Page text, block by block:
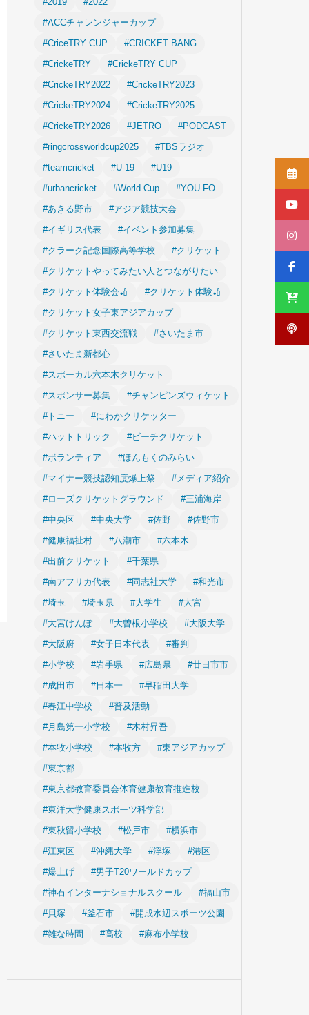
#ACCチャレンジャーカップ
#CriceTRY CUP
#CRICKET BANG
#CrickeTRY
#CrickeTRY CUP
#CrickeTRY2022
#CrickeTRY2023
#CrickeTRY2024
#CrickeTRY2025
#CrickeTRY2026
#JETRO
#PODCAST
#ringcrossworldcup2025
#TBSラジオ
#teamcricket
#U-19
#U19
#urbancricket
#World Cup
#YOU.FO
#あきる野市
#アジア競技大会
#イギリス代表
#イベント参加募集
#クラーク記念国際高等学校
#クリケット
#クリケットやってみたい人とつながりたい
#クリケット体験会🏏
#クリケット体験🏏
#クリケット女子東アジアカップ
#クリケット東西交流戦
#さいたま市
#さいたま新都心
#スポーカル六本木クリケット
#スポンサー募集
#チャンピンズウィケット
#トニー
#にわかクリケッター
#ハットトリック
#ビーチクリケット
#ボランティア
#ほんもくのみらい
#マイナー競技認知度爆上祭
#メディア紹介
#ローズクリケットグラウンド
#三浦海岸
#中央区
#中央大学 #佐野
#佐野市
#健康福祉村
#八潮市
#六本木
#出前クリケット
#千葉県
#南アフリカ代表
#同志社大学
#和光市
#埼玉
#埼玉県 #大学生
#大宮
#大宮けんぽ
#大曽根小学校
#大阪大学
#大阪府
#女子日本代表
#審判
#小学校
#岩手県 #広島県
#廿日市市
#成田市
#日本一
#早稲田大学
#春江中学校
#普及活動
#月島第一小学校
#木村昇吾
#本牧小学校
#本牧方
#東アジアカップ
#東京都
#東京都教育委員会体育健康教育推進校
#東洋大学健康スポーツ科学部
#東秋留小学校
#松戸市
#横浜市
#江東区
#沖縄大学 #浮塚
#港区
#爆上げ
#男子T20ワールドカップ
#神石インターナショナルスクール
#福山市
#貝塚
#釜石市
#開成水辺スポーツ公園
#雑な時間
#高校 #麻布小学校